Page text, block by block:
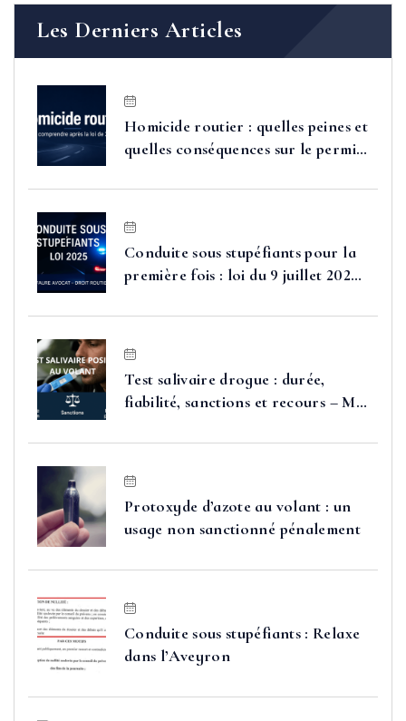
Les Derniers Articles
Homicide routier : quelles peines et
quelles conséquences sur le permis
Conduite sous stupéfiants pour la
première fois : loi du 9 juillet 2025,
Test salivaire drogue : durée,
fiabilité, sanctions et recours – Me
Protoxyde d’azote au volant : un
usage non sanctionné pénalement
Conduite sous stupéfiants : Relaxe
dans l’Aveyron